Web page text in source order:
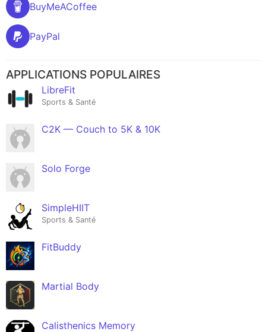
BuyMeACoffee
PayPal
APPLICATIONS POPULAIRES
LibreFit
Sports & Santé
C2K — Couch to 5K & 10K
Solo Forge
SimpleHIIT
Sports & Santé
FitBuddy
Martial Body
Calisthenics Memory